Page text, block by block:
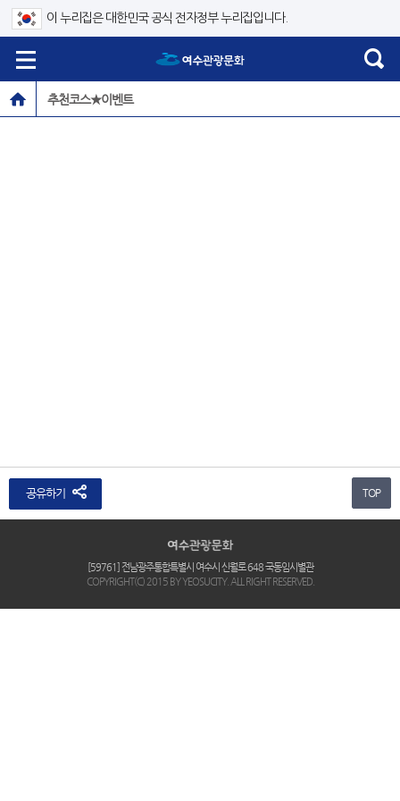
이 누리집은 대한민국 공식 전자정부 누리집입니다.
추천코스★이벤트
공유하기 TOP
[59761] 전남광주통합특별시 여수시 신월로 648 국동임시별관
COPYRIGHT(C) 2015 BY YEOSUCITY. ALL RIGHT RESERVED.